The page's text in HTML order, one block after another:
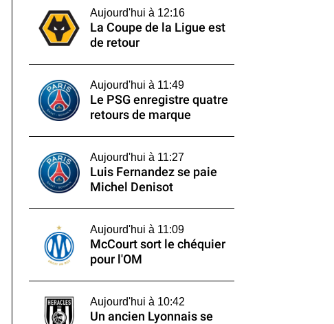
Aujourd'hui à 12:16
La Coupe de la Ligue est
de retour
Aujourd'hui à 11:49
Le PSG enregistre quatre
retours de marque
Aujourd'hui à 11:27
Luis Fernandez se paie
Michel Denisot
Aujourd'hui à 11:09
McCourt sort le chéquier
pour l'OM
Aujourd'hui à 10:42
Un ancien Lyonnais se